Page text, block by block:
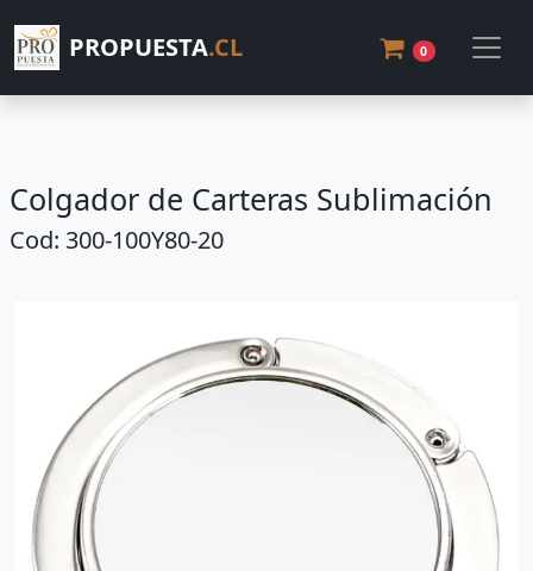
PROPUESTA.CL 0
Colgador de Carteras Sublimación
Cod: 300-100Y80-20